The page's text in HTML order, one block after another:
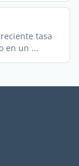
tasa
en un ...